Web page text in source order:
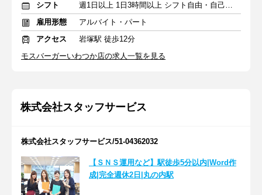
シフト
週1日以上 1日3時間以上 シフト自由・自己申告
雇用形態
アルバイト・パート
アクセス
岩塚駅 徒歩12分
モスバーガーいわつか店の求人一覧を見る
株式会社スタッフサービス
株式会社スタッフサービス/51-04362032
【ＳＮＳ運用など】駅徒歩5分以内|Word作
成|完全週休2日|丸の内駅